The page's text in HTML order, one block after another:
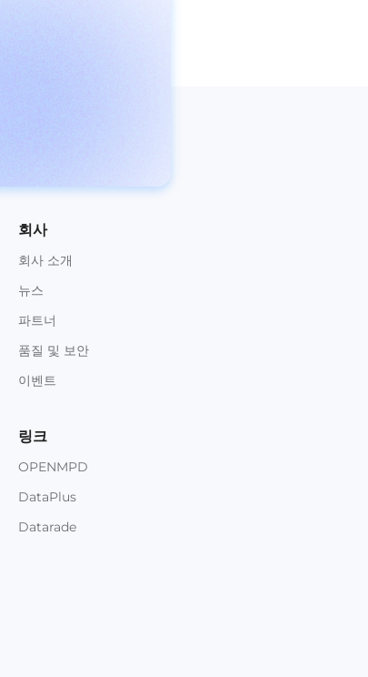
회사
회사 소개
뉴스
파트너
품질 및 보안
이벤트
링크
OPENMPD
DataPlus
Datarade